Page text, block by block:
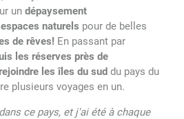
un dépaysement
naturels pour de belles
de rêves! En passant par
les réserves près de
les îles du sud du pays du
plusieurs voyages en un.
ce pays, et j'ai été à chaque